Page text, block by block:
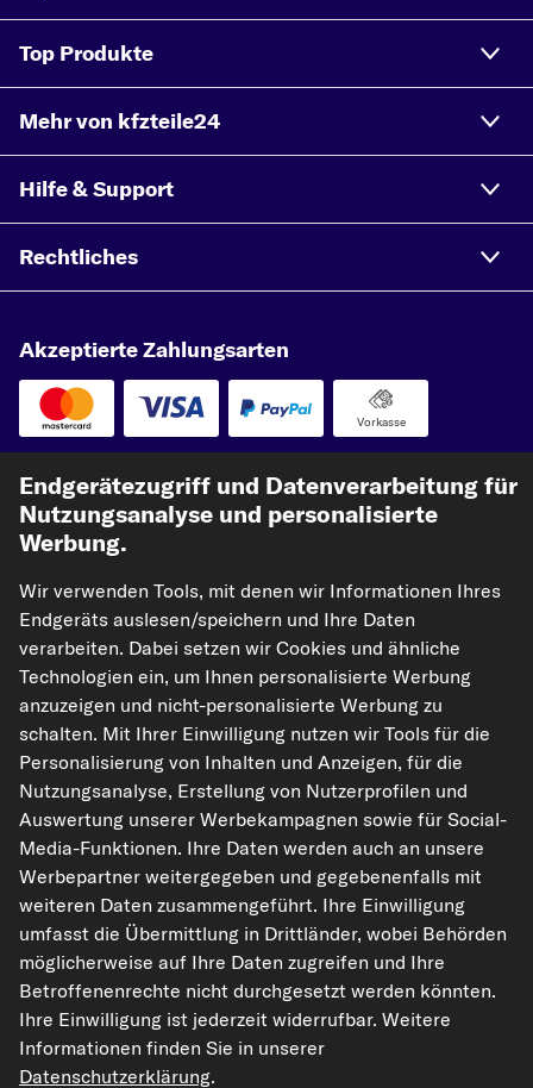
Top Produkte
Mehr von kfzteile24
Hilfe & Support
Rechtliches
Akzeptierte Zahlungsarten
Vorkasse
Unsere Versandpartner
kfzteile24.de carpardoo.nl
carpardoo.fr
nicht vervielfältigt werden. Die Vervielfältigung und Verbreitung der Daten und
der Datenbank ohne vorherige Einwilligung von TecAlliance und/oder die
Einbeziehung Dritter in solche Aktivitäten ist streng verboten. Jegliche
unautorisierte Nutzung von Inhalten stellt eine Verletzung des Urheberrechts
dar und kann rechtliche Schritte nach sich ziehen.
Vertrag widerrufen
Endgerätezugriff und Datenverarbeitung für
Nutzungsanalyse und personalisierte
Werbung.
Wir verwenden Tools, mit denen wir Informationen Ihres
Endgeräts auslesen/speichern und Ihre Daten
verarbeiten. Dabei setzen wir Cookies und ähnliche
Technologien ein, um Ihnen personalisierte Werbung
anzuzeigen und nicht-personalisierte Werbung zu
schalten. Mit Ihrer Einwilligung nutzen wir Tools für die
Personalisierung von Inhalten und Anzeigen, für die
Nutzungsanalyse, Erstellung von Nutzerprofilen und
Auswertung unserer Werbekampagnen sowie für Social-
Media-Funktionen. Ihre Daten werden auch an unsere
Werbepartner weitergegeben und gegebenenfalls mit
weiteren Daten zusammengeführt. Ihre Einwilligung
umfasst die Übermittlung in Drittländer, wobei Behörden
möglicherweise auf Ihre Daten zugreifen und Ihre
Betroffenenrechte nicht durchgesetzt werden könnten.
Ihre Einwilligung ist jederzeit widerrufbar. Weitere
Informationen finden Sie in unserer
Datenschutzerklärung.